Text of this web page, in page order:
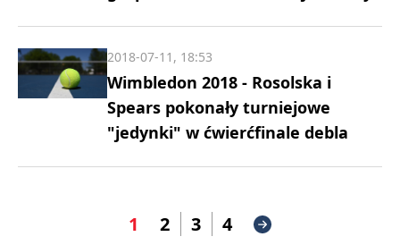
Wimbledon 2018 - Rosolska i
Spears pokonały turniejowe
"jedynki" w ćwierćfinale debla
2018-07-11, 18:53
1 2 3 4